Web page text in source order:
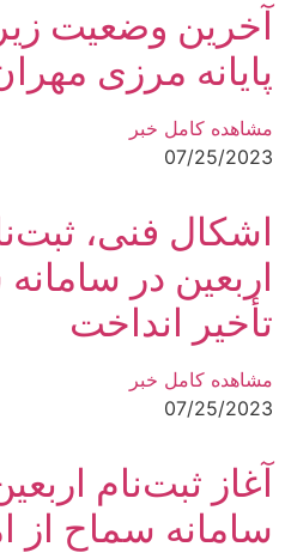
آخرین وضعیت
پایانه مرزی
مشاهده کامل خبر
07/25/2023
اشکال فنی،
اربعین در
تأخیر انداخت
مشاهده کامل خبر
07/25/2023
سامانه سماح از